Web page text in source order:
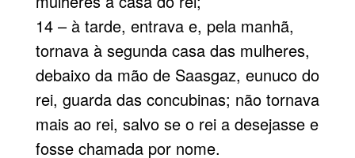
14 – à tarde, entrava e, pela manhã,
tornava à segunda casa das mulheres,
debaixo da mão de Saasgaz, eunuco do
rei, guarda das concubinas; não tornava
mais ao rei, salvo se o rei a desejasse e
fosse chamada por nome.